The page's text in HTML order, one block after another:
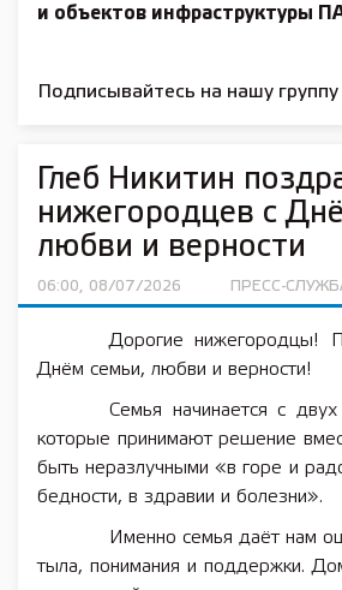
и объектов инфраструктуры
Подписывайтесь на нашу группу
Глеб Никитин
нижегородцев с
любви и верности
06:00, 08/07/2026 ПРЕСС-
Дорогие нижегородцы!
Днём семьи, любви и верности!
Семья начинается с
которые принимают решение
быть неразлучными «в горе и
бедности, в здравии и болезни».
Именно семья даёт нам
тыла, понимания и поддержки.